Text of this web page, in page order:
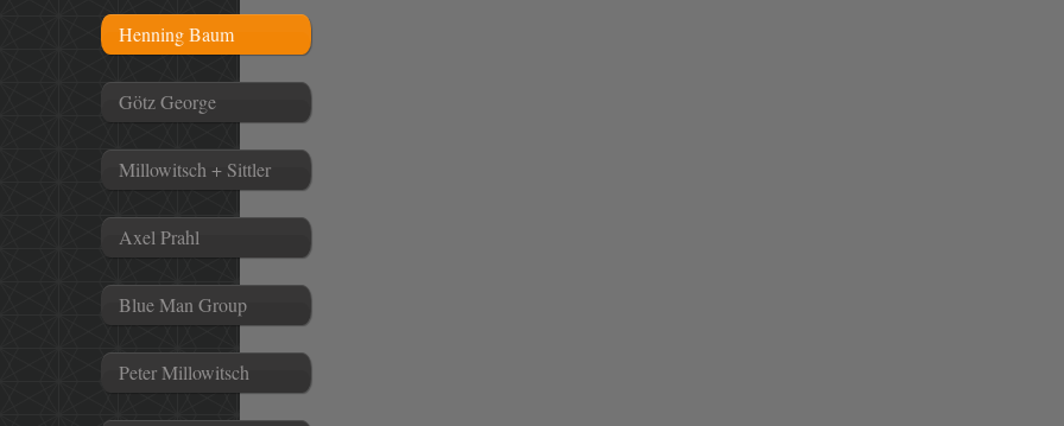
Henning Baum
Götz George
Millowitsch + Sittler
Axel Prahl
Blue Man Group
Peter Millowitsch